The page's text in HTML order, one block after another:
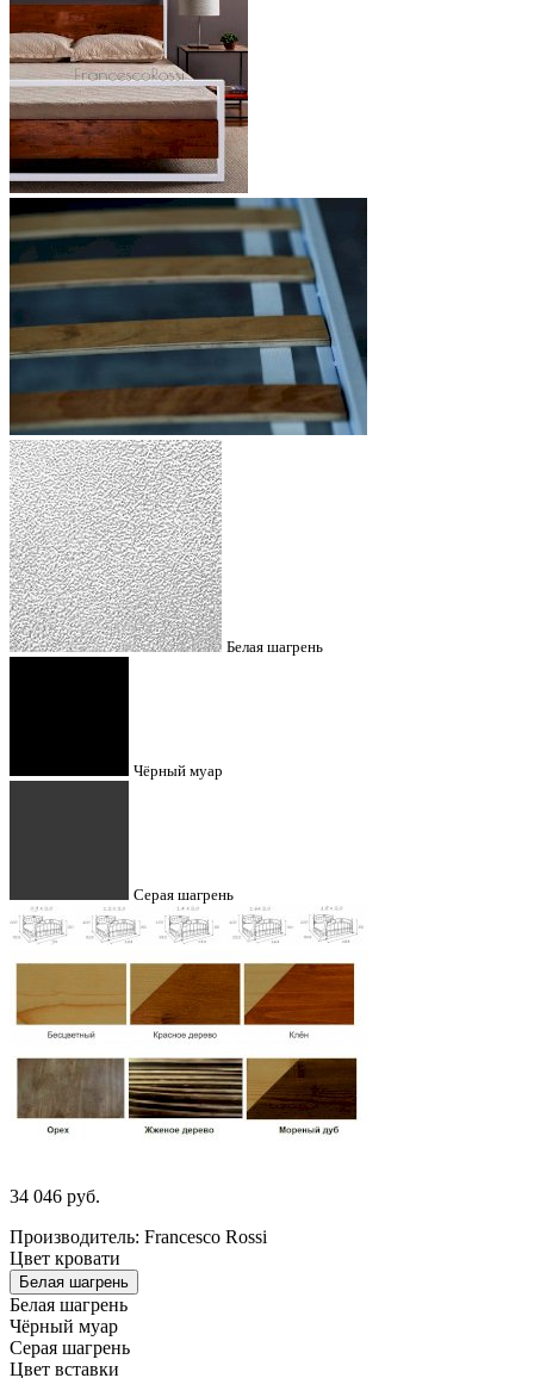
Белая шагрень
Чёрный муар
Серая шагрень
34 046 руб.
Производитель: Francesco Rossi
Цвет кровати
Белая шагрень
Белая шагрень
Чёрный муар
Серая шагрень
Цвет вставки